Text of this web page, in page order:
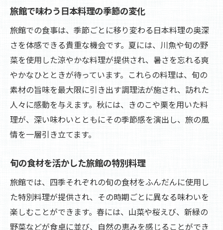
夏の疲れを癒す旅館の川魚メニュー
旅館で味わう夏の川魚料理の魅力
涼やかな夏を演出する旅館の川魚料理
夏の旅館で楽しむ清涼感あふれる料理
旅館の秋のメニューで深いきのこの旨味を楽し
む
秋の深まりを感じる旅館のきのこ料理
旅館で堪能する秋のきのこの香り
旅館の秋メニューに欠かせないきのこの魅
力
深い味わいを楽しむ旅館の秋料理
旅館で味わう秋のきのこ料理の真髄
旅館で味わう日本料理の季節の変化
旅館での食事は、季節ごとに移り変わる日本料理の奥深
さを体感できる貴重な機会です。夏には、川魚や旬の野
菜を使用した涼やかな料理が提供され、暑さを忘れる爽
やかなひとときが待っています。これらの料理は、旬の
素材の旨味を最大限に引き出す調理法が施され、訪れた
人々に感動を与えます。秋には、きのこや栗を用いた料
理が、深い味わいとともにその季節感を演出し、旅の風
情を一層引き立てます。
旬の食材を活かした旅館の特別料理
旅館では、四季それぞれの旬の食材をふんだんに使用し
た特別料理が提供され、その時期ごとに異なる味わいを
楽しむことができます。春には、山菜や桜えび、新緑の
野菜などが食卓に並び、自然の恵みを感じることができ